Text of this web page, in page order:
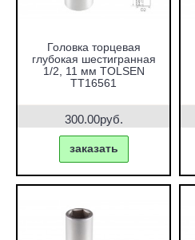
Головка торцевая
глубокая шестигранная
1/2, 11 мм TOLSEN
TT16561
300.00руб.
заказать